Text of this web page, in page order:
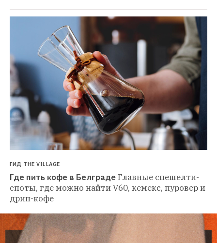
ГИД THE VILLAGE
Где пить кофе в БелградеГлавные спешелти-
споты, где можно найти V60, кемекс, пуровер и
дрип-кофе